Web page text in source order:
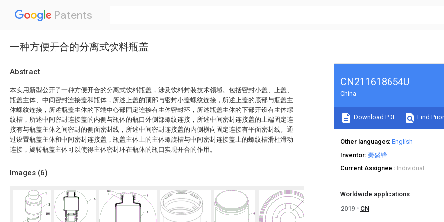
Patents
一种方便开合的分离式饮料瓶盖
Abstract
本实用新型公开了一种方便开合的分离式饮料瓶盖，涉及饮料封装技术领域。包括密封小盖、上盖、
瓶盖主体、中间密封连接盖和瓶体，所述上盖的顶部与密封小盖螺纹连接，所述上盖的底部与瓶盖主
体螺纹连接，所述瓶盖主体的下端中心部固定连接有主体密封环，所述瓶盖主体的下部开设有主体螺
纹槽，所述中间密封连接盖的内侧与瓶体的瓶口外侧部螺纹连接，所述中间密封连接盖的上端固定连
接有与瓶盖主体之间密封的侧面密封线，所述中间密封连接盖的内侧横向固定连接有平面密封线。通
过设置瓶盖主体和中间密封连接盖，瓶盖主体上的主体螺旋槽与中间密封连接盖上的螺纹槽滑柱滑动
连接，旋转瓶盖主体可以使得主体密封环在瓶体的瓶口实现开合的作用。
Images (6)
CN211618654U
China
Download PDF Find
Other languages English
Inventor 秦盛锋
Current Assignee
Individual
Worldwide applications
2019
CN